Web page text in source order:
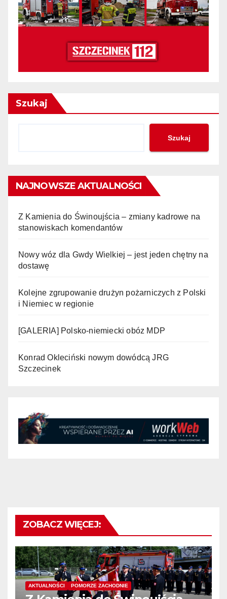
Szukaj
Szukaj
NAJNOWSZE AKTUALNOŚCI
Z Kamienia do Świnoujścia – zmiany kadrowe na
stanowiskach komendantów
Nowy wóz dla Gwdy Wielkiej – jest jeden chętny na
dostawę
Kolejne zgrupowanie drużyn pożarniczych z Polski
i Niemiec w regionie
[GALERIA] Polsko-niemiecki obóz MDP
Konrad Okleciński nowym dowódcą JRG
Szczecinek
ZOBACZ WIĘCEJ:
AKTUALNOŚCI POMORZE ZACHODNIE